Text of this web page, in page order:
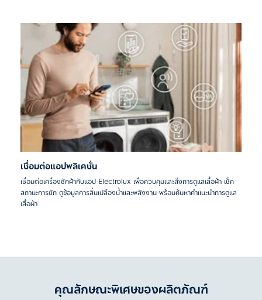
เชื่อมต่อแอปพลิเคชั่น
เชื่อมต่อเครื่องซักผ้ากับแอป Electrolux เพื่อควบคุมและสั่งการดูแลเสื้อผ้า เช็ค
สถานะการซัก ดูข้อมูลการสิ้นเปลืองน้ำและพลังงาน พร้อมค้นหาคำแนะนำการดูแล
เสื้อผ้า
คุณลักษณะพิเศษของผลิตภัณฑ์